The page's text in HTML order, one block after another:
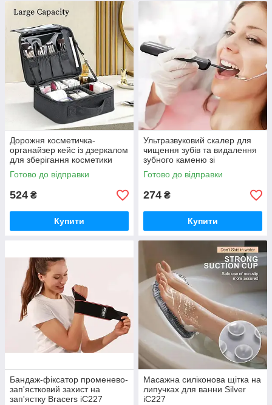
Дорожня косметичка-
органайзер кейс із дзеркалом
для зберігання косметики
містка сумка валізка XL-904
iC227
Готово до відправки
524 ₴
Купити
Ультразвуковий скалер для
чищення зубів та видалення
зубного каменю зі
світлодіодним підсвічуванням
Black iC227
Готово до відправки
274 ₴
Купити
Бандаж-фіксатор променево-
зап'ястковий захист на
зап'ястку Bracers iC227
Масажна силіконова щітка на
липучках для ванни Silver
iC227